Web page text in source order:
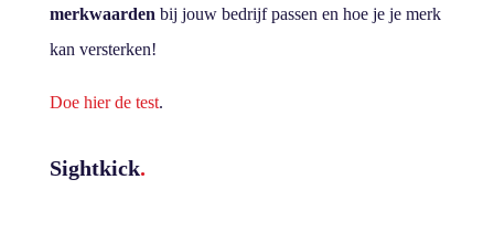
merkwaarden bij jouw bedrijf passen en hoe je je merk
kan versterken!
Doe hier de test.
Sightkick.